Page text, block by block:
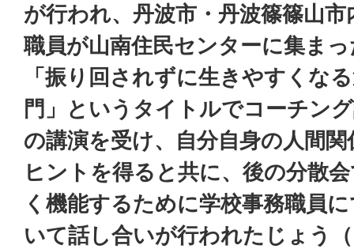
が行われ、丹波市・丹波篠篠山
職員が山南住民センターに集ま
「振り回されずに生きやすくな
門」というタイトルでコーチン
の講演を受け、自分自身の人間
ヒントを得ると共に、後の分散
く機能するために学校事務職員
いて話し合いが行われたじょう